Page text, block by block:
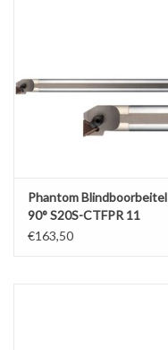
Phantom Blindboorbeitel
90° S20S-CTFPR 11
€163,50